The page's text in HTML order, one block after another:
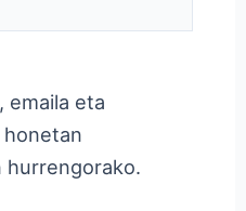
emaila eta
hurrengorako.